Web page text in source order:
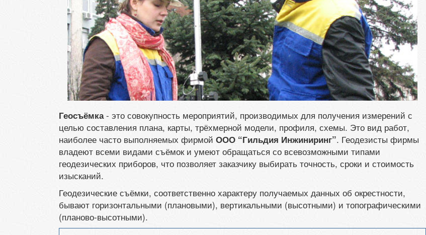
Геосъёмка- это совокупность мероприятий, производимых для получения измерений с
целью составления плана, карты, трёхмерной модели, профиля, схемы. Это вид работ,
наиболее часто выполняемых фирмой ООО “Гильдия Инжиниринг”. Геодезисты фирмы
владеют всеми видами съёмок и умеют обращаться со всевозможными типами
геодезических приборов, что позволяет заказчику выбирать точность, сроки и стоимость
изысканий.
Геодезические съёмки, соответственно характеру получаемых данных об окрестности,
бывают горизонтальными (плановыми), вертикальными (высотными) и топографическими
(планово-высотными).